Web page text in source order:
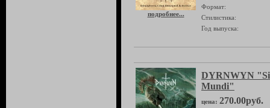
подробнее...
Формат:
Стилистика:
Год выпуска:
DYRNWYN
Mundi"
цена: 270.00руб.